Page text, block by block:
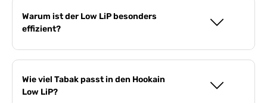
Warum ist der Low LiP besonders
effizient?
Wie viel Tabak passt in den Hookain
Low LiP?